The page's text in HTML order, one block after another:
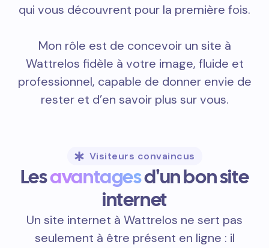
qui vous découvrent pour la première fois.
Mon rôle est de concevoir un site à
Wattrelos fidèle à votre image, fluide et
professionnel, capable de donner envie de
rester et d’en savoir plus sur vous.
Visiteurs convaincus
Lesavantagesd'un bon site
internet
Un site internet à Wattrelos ne sert pas
seulement à être présent en ligne : il